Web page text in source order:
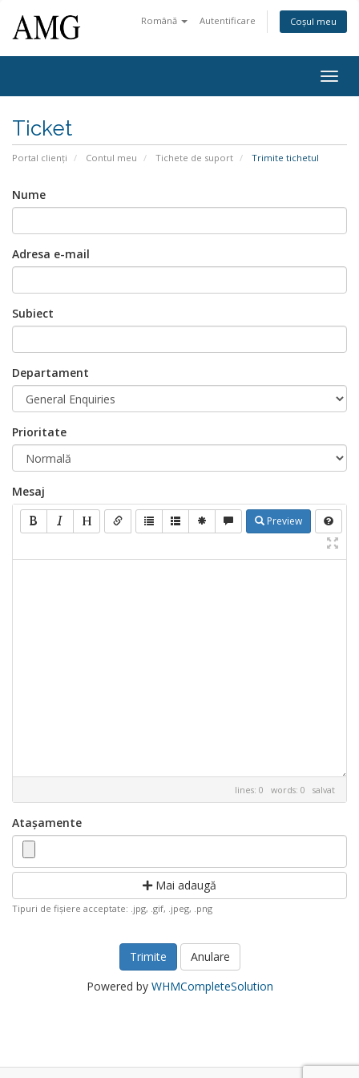
Română Autentificare Coșul meu
Ticket
Portal clienți Contul meu Tichete de suport Trimite tichetul
Nume
Adresa e-mail
Subiect
Departament
Prioritate
Mesaj
Preview
lines: 0 words: 0 salvat
Atașamente
Mai adaugă
Tipuri de fișiere acceptate: .jpg, .gif, .jpeg, .png
Anulare
Powered by WHMCompleteSolution